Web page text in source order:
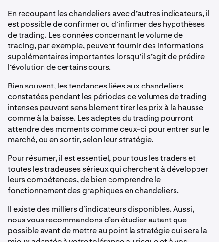
En recoupant les chandeliers avec d’autres indicateurs, il
est possible de confirmer ou d’infirmer des hypothèses
de trading. Les données concernant le volume de
trading, par exemple, peuvent fournir des informations
supplémentaires importantes lorsqu’il s’agit de prédire
l’évolution de certains cours.
Bien souvent, les tendances liées aux chandeliers
constatées pendant les périodes de volumes de trading
intenses peuvent sensiblement tirer les prix à la hausse
comme à la baisse. Les adeptes du trading pourront
attendre des moments comme ceux-ci pour entrer sur le
marché, ou en sortir, selon leur stratégie.
Pour résumer, il est essentiel, pour tous les traders et
toutes les tradeuses sérieux qui cherchent à développer
leurs compétences, de bien comprendre le
fonctionnement des graphiques en chandeliers.
Il existe des milliers d’indicateurs disponibles. Aussi,
nous vous recommandons d’en étudier autant que
possible avant de mettre au point la stratégie qui sera la